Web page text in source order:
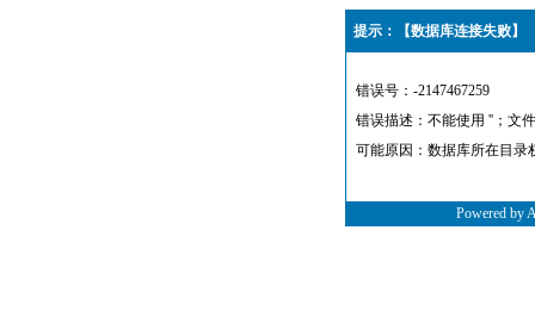
提示：【数据库连接失败】
错误号：-2147467259
错误描述：不能使用 ''；文
可能原因：数据库所在目录
Powered by